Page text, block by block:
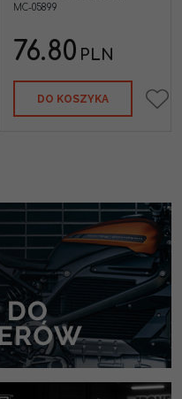
MC-05899
76.80 PLN
DO KOSZYKA